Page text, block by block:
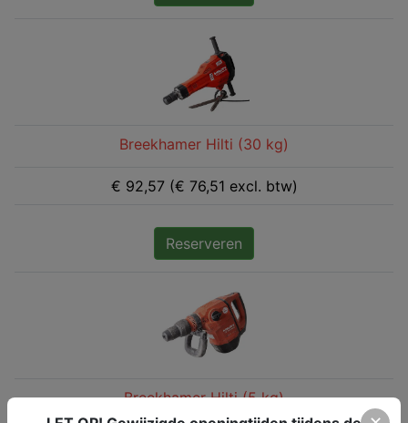
Breekhamer Hilti (30 kg)
€ 92,57 (€ 76,51 excl. btw)
Reserveren
Breekhamer Hilti (5 kg)